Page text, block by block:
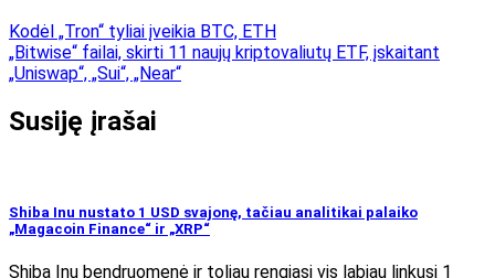
Kodėl „Tron“ tyliai įveikia BTC, ETH
„Bitwise“ failai, skirti 11 naujų kriptovaliutų ETF, įskaitant
„Uniswap“, „Sui“, „Near“
Susiję įrašai
Shiba Inu nustato 1 USD svajonę, tačiau analitikai palaiko
„Magacoin Finance“ ir „XRP“
Shiba Inu bendruomenė ir toliau rengiasi vis labiau linkusi 1